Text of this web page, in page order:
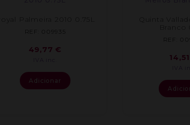
Palmeira 2010 0.75L
REF: 009935
49,77 €
Adicionar
Quinta
Branco
REF:
14,51